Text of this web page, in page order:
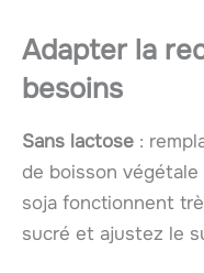
Adapter la
besoins
Sans lactose :
de boisson végétale
soja fonctionnent
sucré et ajustez le